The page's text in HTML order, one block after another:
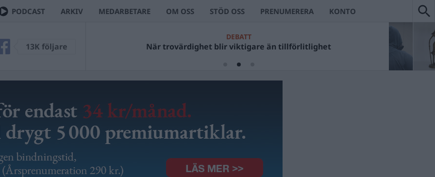
PODCAST ARKIV MEDARBETARE OM OSS STÖD OSS PRENUMERERA KONTO
13K följare
DEBATT
När trovärdighet blir viktigare än tillförlitlighet